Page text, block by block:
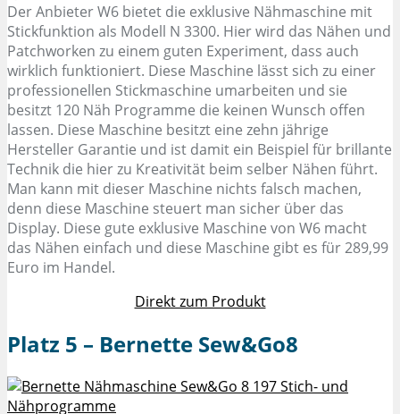
Der Anbieter W6 bietet die exklusive Nähmaschine mit
Stickfunktion als Modell N 3300. Hier wird das Nähen und
Patchworken zu einem guten Experiment, dass auch
wirklich funktioniert. Diese Maschine lässt sich zu einer
professionellen Stickmaschine umarbeiten und sie
besitzt 120 Näh Programme die keinen Wunsch offen
lassen. Diese Maschine besitzt eine zehn jährige
Hersteller Garantie und ist damit ein Beispiel für brillante
Technik die hier zu Kreativität beim selber Nähen führt.
Man kann mit dieser Maschine nichts falsch machen,
denn diese Maschine steuert man sicher über das
Display. Diese gute exklusive Maschine von W6 macht
das Nähen einfach und diese Maschine gibt es für 289,99
Euro im Handel.
Direkt zum Produkt
Platz 5 – Bernette Sew&Go8